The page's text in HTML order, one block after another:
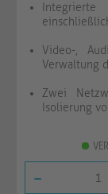
Video-,
Verwaltung
Zwei
Isolierung
-